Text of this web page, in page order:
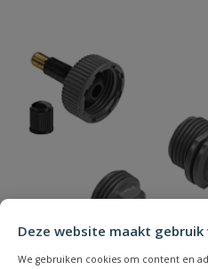
Deze website maakt gebruik
We gebruiken cookies om content en